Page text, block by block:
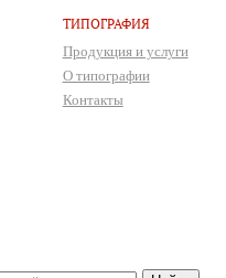
ТИПОГРАФИЯ
Продукция и услуги
О типографии
Контакты